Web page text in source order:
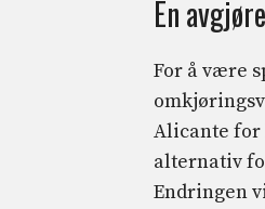
En
For å være
Alicante for
alternativ
Endringen